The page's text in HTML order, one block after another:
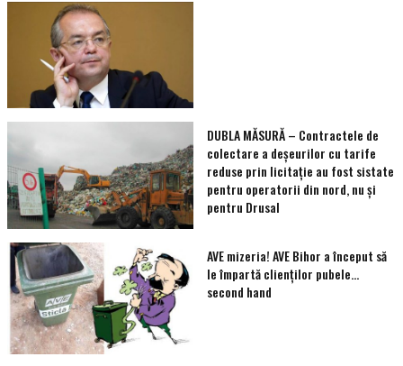
DUBLA MĂSURĂ – Contractele de
colectare a deșeurilor cu tarife
reduse prin licitație au fost sistate
pentru operatorii din nord, nu și
pentru Drusal
AVE mizeria! AVE Bihor a început să
le împartă clienţilor pubele…
second hand